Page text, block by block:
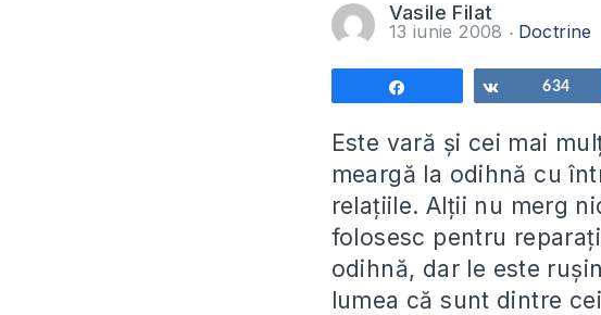
Vasile Filat
13 iunie 2008 Doctrine
Share634
Este vară şi cei mai
meargă la odihnă cu
relaţiile. Alţii nu merg
folosesc pentru
odihnă, dar le este
lumea că sunt dintre